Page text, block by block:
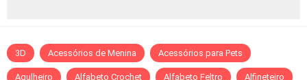
3D Acessórios de Menina Acessórios para Pets
Agulheiro Alfabeto Crochet Alfabeto Feltro Alfineteiro